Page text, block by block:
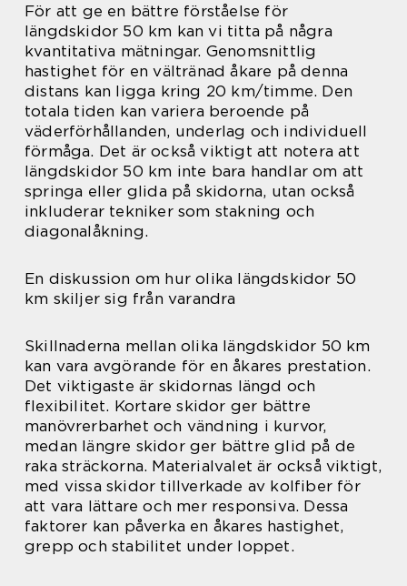
För att ge en bättre förståelse för
längdskidor 50 km kan vi titta på några
kvantitativa mätningar. Genomsnittlig
hastighet för en vältränad åkare på denna
distans kan ligga kring 20 km/timme. Den
totala tiden kan variera beroende på
väderförhållanden, underlag och individuell
förmåga. Det är också viktigt att notera att
längdskidor 50 km inte bara handlar om att
springa eller glida på skidorna, utan också
inkluderar tekniker som stakning och
diagonalåkning.
En diskussion om hur olika längdskidor 50
km skiljer sig från varandra
Skillnaderna mellan olika längdskidor 50 km
kan vara avgörande för en åkares prestation.
Det viktigaste är skidornas längd och
flexibilitet. Kortare skidor ger bättre
manövrerbarhet och vändning i kurvor,
medan längre skidor ger bättre glid på de
raka sträckorna. Materialvalet är också viktigt,
med vissa skidor tillverkade av kolfiber för
att vara lättare och mer responsiva. Dessa
faktorer kan påverka en åkares hastighet,
grepp och stabilitet under loppet.